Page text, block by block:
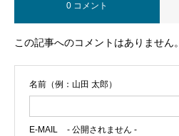
0 コメント
この記事へのコメントはありません。
名前（例：山田 太郎）
E-MAIL - 公開されません -